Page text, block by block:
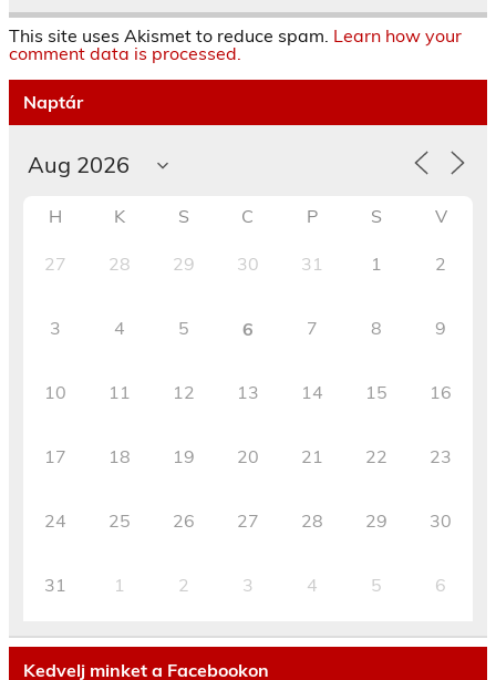
This site uses Akismet to reduce spam. Learn how your
comment data is processed.
Naptár
H K S C P S V
27 28 29 30 31 1 2
3 4 5 6 7 8 9
10 11 12 13 14 15 16
17 18 19 20 21 22 23
24 25 26 27 28 29 30
31 1 2 3 4 5 6
Kedvelj minket a Facebookon